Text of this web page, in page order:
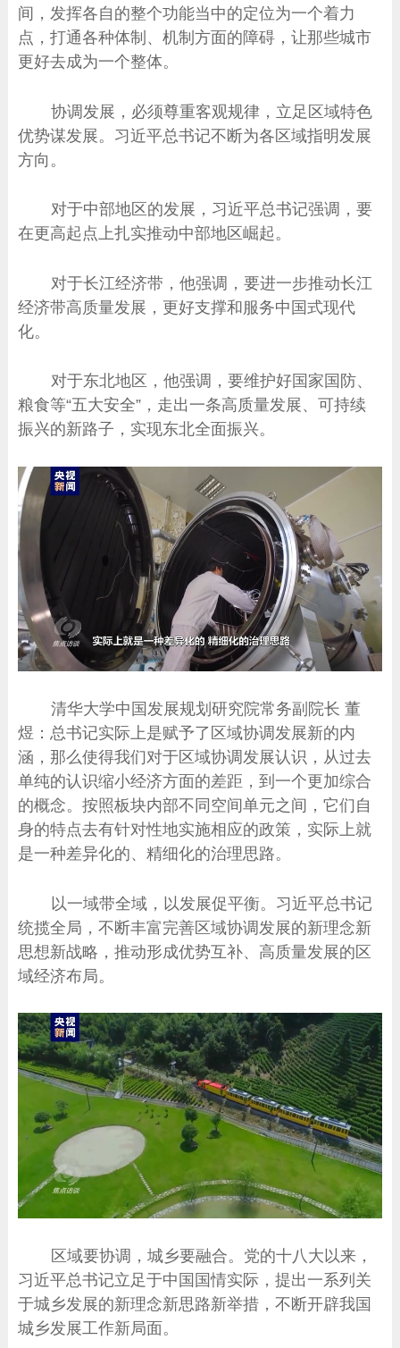
间，发挥各自的整个功能当中的定位为一个着力
点，打通各种体制、机制方面的障碍，让那些城市
更好去成为一个整体。
协调发展，必须尊重客观规律，立足区域特色
优势谋发展。习近平总书记不断为各区域指明发展
方向。
对于中部地区的发展，习近平总书记强调，要
在更高起点上扎实推动中部地区崛起。
对于长江经济带，他强调，要进一步推动长江
经济带高质量发展，更好支撑和服务中国式现代
化。
对于东北地区，他强调，要维护好国家国防、
粮食等“五大安全”，走出一条高质量发展、可持续
振兴的新路子，实现东北全面振兴。
清华大学中国发展规划研究院常务副院长 董
煜：总书记实际上是赋予了区域协调发展新的内
涵，那么使得我们对于区域协调发展认识，从过去
单纯的认识缩小经济方面的差距，到一个更加综合
的概念。按照板块内部不同空间单元之间，它们自
身的特点去有针对性地实施相应的政策，实际上就
是一种差异化的、精细化的治理思路。
以一域带全域，以发展促平衡。习近平总书记
统揽全局，不断丰富完善区域协调发展的新理念新
思想新战略，推动形成优势互补、高质量发展的区
域经济布局。
区域要协调，城乡要融合。党的十八大以来，
习近平总书记立足于中国国情实际，提出一系列关
于城乡发展的新理念新思路新举措，不断开辟我国
城乡发展工作新局面。